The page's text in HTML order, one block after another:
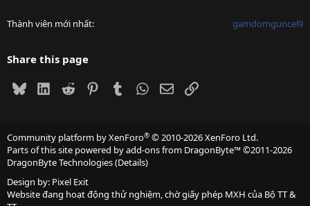
Thành viên mới nhất gamdomguncel9
Share this page
BlueskyLinkedIn
Reddit PinterestTumblrWhatsApp
EmailLink
Community platform by XenForo® © 2010-2026 XenForo Ltd.
Parts of this site powered byadd-ons from DragonByte™©2011-2026
DragonByte Technologies(Details)
Design by: Pixel Exit
Website đang hoạt động thử nghiệm, chờ giấy phép MXH của Bộ TT &